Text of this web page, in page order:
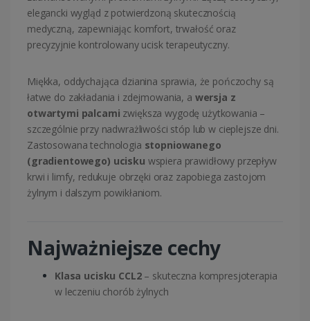
elegancki wygląd z potwierdzoną skutecznością
medyczną, zapewniając komfort, trwałość oraz
precyzyjnie kontrolowany ucisk terapeutyczny.
Miękka, oddychająca dzianina sprawia, że pończochy są
łatwe do zakładania i zdejmowania, a wersja z
otwartymi palcami zwiększa wygodę użytkowania –
szczególnie przy nadwrażliwości stóp lub w cieplejsze dni.
Zastosowana technologia stopniowanego
(gradientowego) ucisku wspiera prawidłowy przepływ
krwi i limfy, redukuje obrzęki oraz zapobiega zastojom
żylnym i dalszym powikłaniom.
Najważniejsze cechy
Klasa ucisku CCL2– skuteczna kompresjoterapia
w leczeniu chorób żylnych